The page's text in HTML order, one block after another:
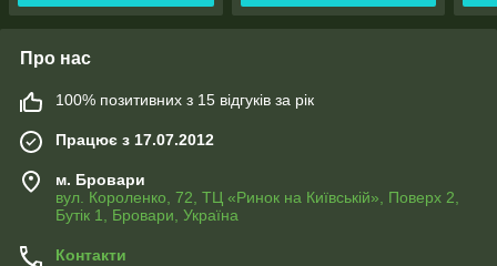
Про нас
100% позитивних з 15 відгуків за рік
Працює з 17.07.2012
м. Бровари
вул. Короленко, 72, ТЦ «Ринок на Київській», Поверх 2,
Бутік 1, Бровари, Україна
Контакти